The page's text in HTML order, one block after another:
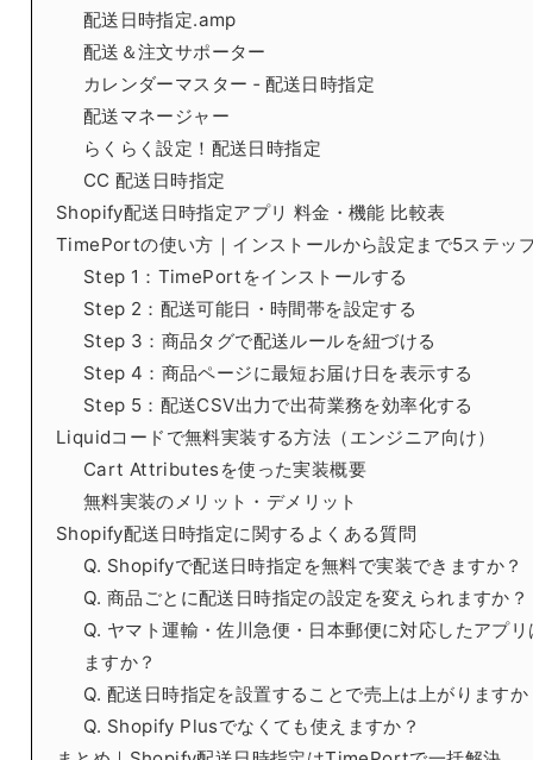
配送日時指定.amp
配送＆注文サポーター
カレンダーマスター ‑ 配送日時指定
配送マネージャー
らくらく設定！配送日時指定
CC 配送日時指定
Shopify配送日時指定アプリ 料金・機能 比較表
TimePortの使い方｜インストールから設定まで5ステッ
Step 1：TimePortをインストールする
Step 2：配送可能日・時間帯を設定する
Step 3：商品タグで配送ルールを紐づける
Step 4：商品ページに最短お届け日を表示する
Step 5：配送CSV出力で出荷業務を効率化する
Liquidコードで無料実装する方法（エンジニア向け）
Cart Attributesを使った実装概要
無料実装のメリット・デメリット
Shopify配送日時指定に関するよくある質問
Q. Shopifyで配送日時指定を無料で実装できますか？
Q. 商品ごとに配送日時指定の設定を変えられますか？
Q. ヤマト運輸・佐川急便・日本郵便に対応したアプ
ますか？
Q. 配送日時指定を設置することで売上は上がりますか
Q. Shopify Plusでなくても使えますか？